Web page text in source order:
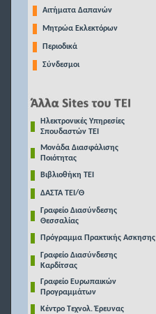
Αιτήματα Δαπανών
Μητρώα Εκλεκτόρων
Περιοδικά
Σύνδεσμοι
Ηλεκτρονικές Υπηρεσίες
Σπουδαστών ΤΕΙ
Μονάδα Διασφάλισης
Ποιότητας
Βιβλιοθήκη ΤΕΙ
ΔΑΣΤΑ ΤΕΙ/Θ
Γραφείο Διασύνδεσης
Θεσσαλίας
Πρόγραμμα Πρακτικής Ασκησης
Γραφείο Διασύνδεσης
Καρδίτσας
Γραφείο Ευρωπαικών
Προγραμμάτων
Κέντρο Τεχνολ. Έρευνας